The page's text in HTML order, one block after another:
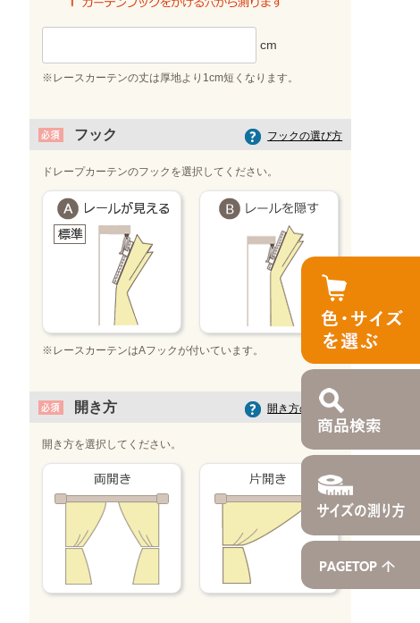
※レースカーテンの丈は厚地より1cm短くなります。
フック フックの選び方
ドレープカーテンのフックを選択してください。
※レースカーテンはAフックが付いています。
開き方 開き方の選び方
開き方を選択してください。